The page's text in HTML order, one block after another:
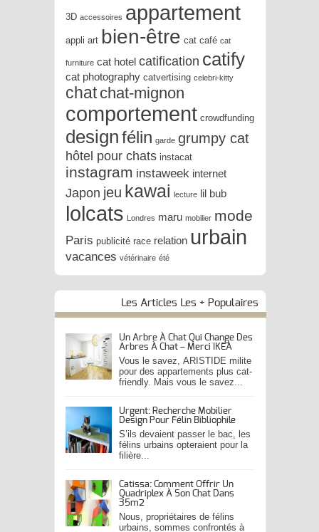
3D accessoires appartement
appli art bien-être cat café cat
furniture cat hotel catification catify
cat photography catvertising celebri-kitty
chat chat-mignon
comportement crowdfunding
designfélin garde grumpy cat
hôtel pour chats instacat
instagram instaweek internet
Japon jeu kawai lecture lil bub
lolcats Londres maru mobilier mode
Paris publicité race relation urbain
vacances vétérinaire été
Les Articles Les + Populaires
Un Arbre À Chat Qui Change Des
Arbres À Chat – Merci IKEA
Vous le savez, ARISTIDE milite
pour des appartements plus cat-
friendly. Mais vous le savez...
Urgent: Recherche Mobilier
Design Pour Félin Bibliophile
S’ils devaient passer le bac, les
félins urbains opteraient pour la
filière...
Catissa: Comment Offrir Un
Quadriplex À Son Chat Dans
35m2
Nous, propriétaires de félins
urbains, sommes confrontés à